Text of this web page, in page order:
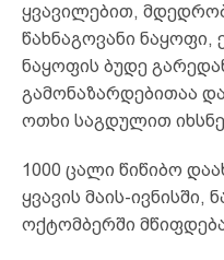
ყვავილებით,
წახნაგოვანი ნაყოფი,
ნაყოფის ბუდე
გამონაზარდებითაა
ოთხი საგდულით
1000 ცალი წიწიბო
ყვავის მაის-ივნისში,
ოქტომბერში